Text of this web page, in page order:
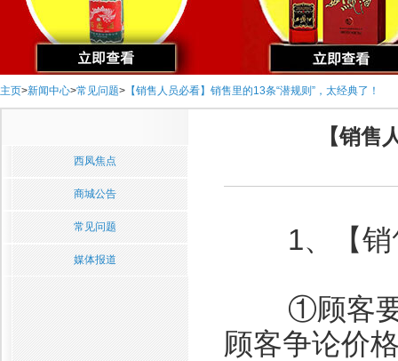
主页>新闻中心>常见问题> 【销售人员必看】销售里的13条“潜规则”，太经典了！
西凤焦点
商城公告
常见问题
媒体报道
【销售
1、【销
①顾客要
顾客争论价